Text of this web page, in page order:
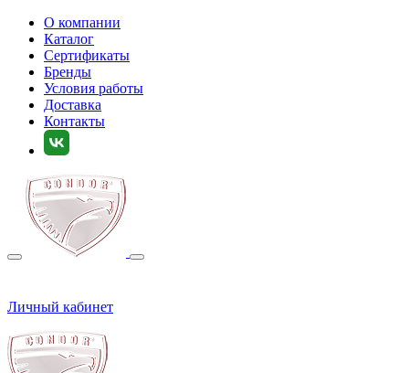
О компании
Каталог
Сертификаты
Бренды
Условия работы
Доставка
Контакты
Личный кабинет